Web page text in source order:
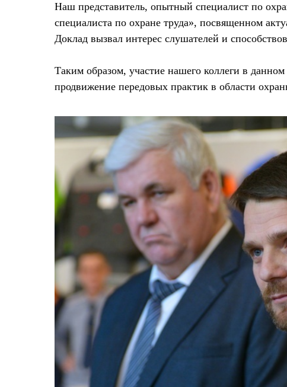
Наш представитель, опытный специалист по
специалиста по охране труда», посвященном
Доклад вызвал интерес слушателей и
Таким образом, участие нашего коллеги в
продвижение передовых практик в области